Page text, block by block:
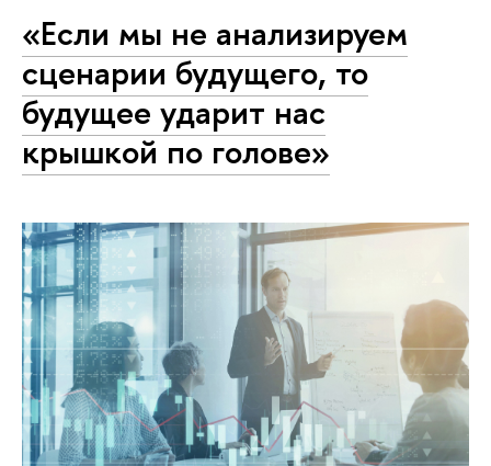
«Если мы не анализируем
сценарии будущего, то
будущее ударит нас
крышкой по голове»